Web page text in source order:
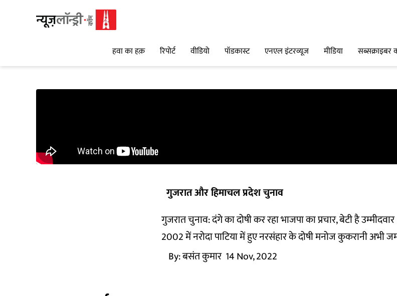
हवा का हक़ रिपोर्ट वीडियो पॉडकास्ट एनएल इंटरव्यूज मीडिया सब्सक्राइबर
गुजरात और हिमाचल प्रदेश चुनाव
गुजरात चुनाव: दंगे का दोषी कर रहा भाजपा का प्रचार, बेटी है उम्मीदवार
2002 में नरोदा पाटिया में हुए नरसंहार के दोषी मनोज कुकरानी अभी
By:बसंत कुमार 14 Nov, 2022